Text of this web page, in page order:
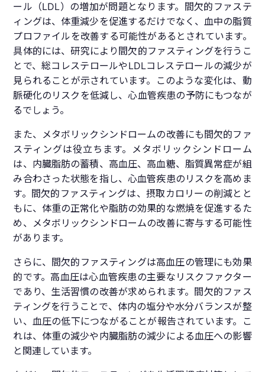
ール（LDL）の増加が問題となります。間欠的ファステ
ィングは、体重減少を促進するだけでなく、血中の脂質
プロファイルを改善する可能性があるとされています。
具体的には、研究により間欠的ファスティングを行うこ
とで、総コレステロールやLDLコレステロールの減少が
見られることが示されています。このような変化は、動
脈硬化のリスクを低減し、心血管疾患の予防にもつなが
るでしょう。
また、メタボリックシンドロームの改善にも間欠的ファ
スティングは役立ちます。メタボリックシンドローム
は、内臓脂肪の蓄積、高血圧、高血糖、脂質異常症が組
み合わさった状態を指し、心血管疾患のリスクを高めま
す。間欠的ファスティングは、摂取カロリーの削減とと
もに、体重の正常化や脂肪の効果的な燃焼を促進するた
め、メタボリックシンドロームの改善に寄与する可能性
があります。
さらに、間欠的ファスティングは高血圧の管理にも効果
的です。高血圧は心血管疾患の主要なリスクファクター
であり、生活習慣の改善が求められます。間欠的ファス
ティングを行うことで、体内の塩分や水分バランスが整
い、血圧の低下につながることが報告されています。こ
れは、体重の減少や内臓脂肪の減少による血圧への影響
と関連しています。